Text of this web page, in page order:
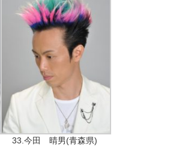
33.今田 晴男(青森県)